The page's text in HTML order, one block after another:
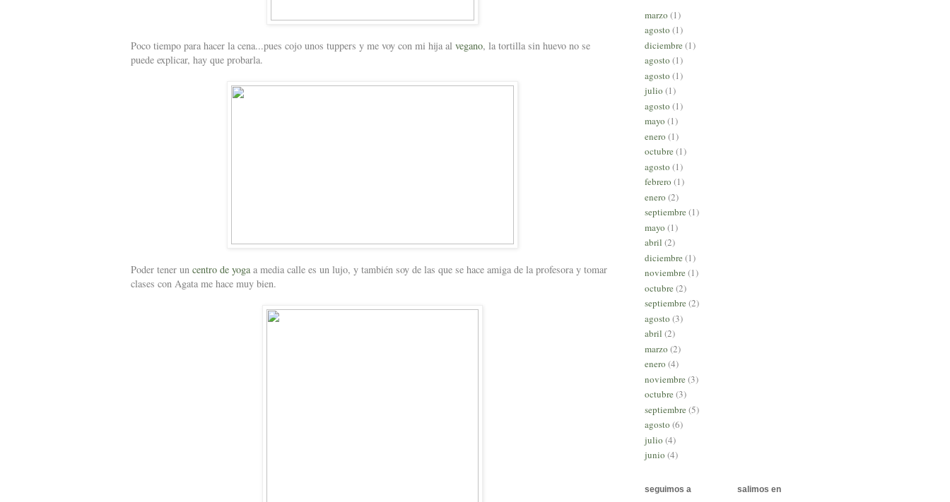
Poco tiempo para hacer la cena...pues cojo unos tuppers y me voy con mi hija al vegano, la tortilla sin huevo no se
puede explicar, hay que probarla.
Poder tener un centro de yoga a media calle es un lujo, y también soy de las que se hace amiga de la profesora y tomar
clases con Agata me hace muy bien.
marzo (1)
agosto (1)
diciembre (1)
agosto (1)
agosto (1)
julio (1)
agosto (1)
mayo (1)
enero (1)
octubre (1)
agosto (1)
febrero (1)
enero (2)
septiembre (1)
mayo (1)
abril (2)
diciembre (1)
noviembre (1)
octubre (2)
septiembre (2)
agosto (3)
abril (2)
marzo (2)
enero (4)
noviembre (3)
octubre (3)
septiembre (5)
agosto (6)
julio (4)
junio (4)
seguimos a salimos en